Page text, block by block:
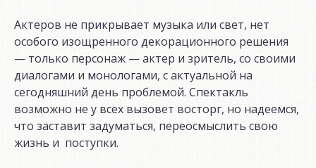
Актеров не прикрывает музыка или свет, нет
особого изощренного декорационного решения
— только персонаж — актер и зритель, со своими
диалогами и монологами, с актуальной на
сегодняшний день проблемой. Спектакль
возможно не у всех вызовет восторг, но надеемся,
что заставит задуматься, переосмыслить свою
жизнь и поступки.